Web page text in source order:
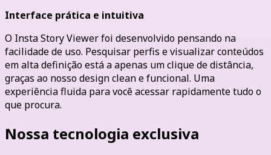
Interface prática e intuitiva
O Insta Story Viewer foi desenvolvido pensando na
facilidade de uso. Pesquisar perfis e visualizar conteúdos
em alta definição está a apenas um clique de distância,
graças ao nosso design clean e funcional. Uma
experiência fluida para você acessar rapidamente tudo o
que procura.
Nossa tecnologia exclusiva